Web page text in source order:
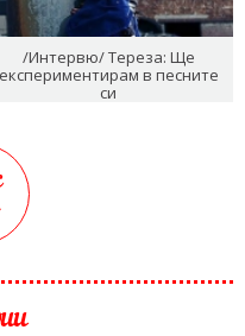
/Интервю/ Тереза: Ще
експериментирам в песните
си